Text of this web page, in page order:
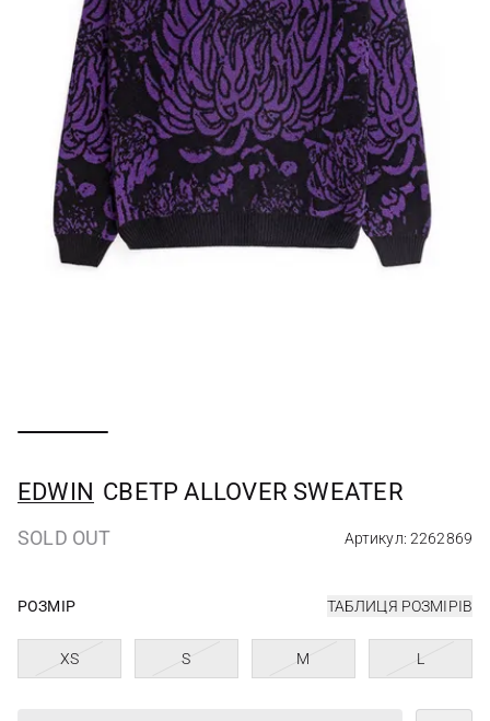
EDWIN СВЕТР ALLOVER SWEATER
SOLD OUT Артикул: 2262869
РОЗМІР ТАБЛИЦЯ РОЗМІРІВ
XS S M L